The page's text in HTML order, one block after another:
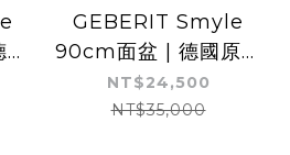
孔
GEBERIT Smyle
90cm面盆 | 德國原裝
進口 | 德國抗污認證 |
可壁掛
NT$24,500
NT$35,000